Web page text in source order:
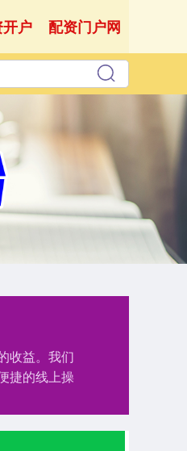
户 配资门户网
收益。我们
捷的线上操